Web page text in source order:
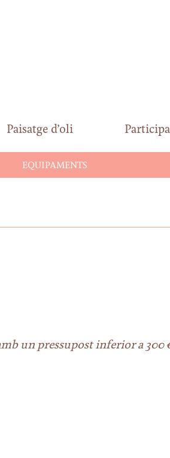
Paisatge d’oli Participa
EQUIPAMENTS
un pressupost inferior a 300